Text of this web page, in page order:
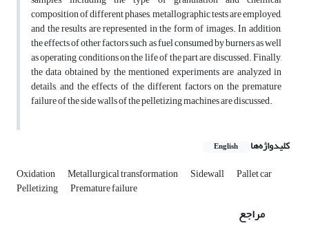
composition of different phases, metallographic tests are employed,
and the results are represented in the form of images. In addition,
the effects of other factors such as fuel consumed by burners as well
as operating conditions on the life of the part are discussed. Finally,
the data obtained by the mentioned experiments are analyzed in
details, and the effects of the different factors on the premature
failure of the side walls of the pelletizing machines are discussed.
کلیدواژه‌ها English
Oxidation Metallurgical transformation Sidewall Pallet car
Pelletizing Premature failure
مراجع